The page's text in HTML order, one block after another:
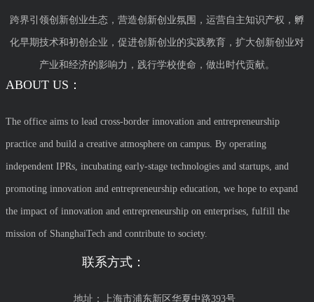
跨界引领创新创业生态，营造创新创业氛围，运营自主知识产权，孵
化早期技术和初创企业，促进创新创业的实践教育，扩大创新创业对
产业和经济的影响力，践行学校使命，做出时代贡献。
ABOUT US：
The office aims to lead cross-border innovation and entrepreneurship
practice and build a creative atmosphere on campus. By operating
independent IPRs, incubating early-stage technologies and startups, and
promoting innovation and entrepreneurship education, we hope to expand
the impact of innovation and entrepreneurship on enterprises, fulfill the
mission of ShanghaiTech and contribute to society.
联系方式：
地址：上海市浦东新区华夏中路393号